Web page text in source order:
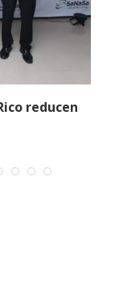
reducen